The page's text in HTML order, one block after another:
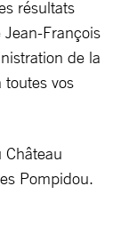
résultats
François
de la
toutes vos
Château
Pompidou.